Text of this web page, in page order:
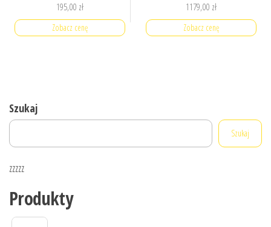
195,00 zł
Zobacz cenę
1179,00 zł
Zobacz cenę
Szukaj
Szukaj
zzzzz
Produkty